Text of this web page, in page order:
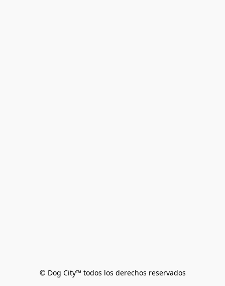
© Dog City™ todos los derechos reservados